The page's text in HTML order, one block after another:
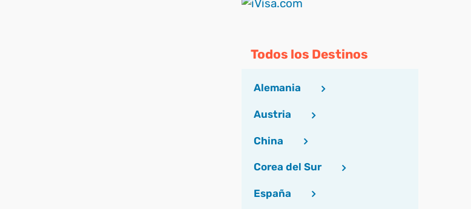
Todos los Destinos
Alemania
Austria
China
Corea del Sur
España